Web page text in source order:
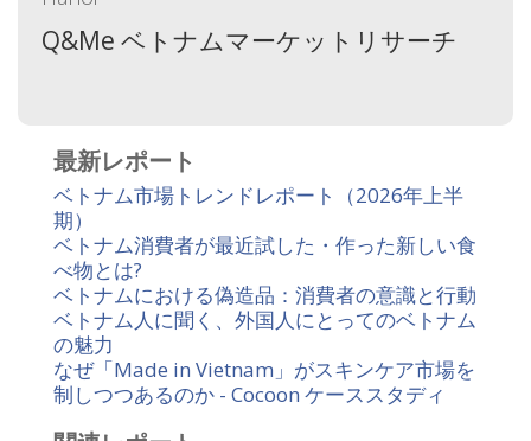
Q&Me ベトナムマーケットリサーチ
最新レポート
ベトナム市場トレンドレポート（2026年上半
期）
ベトナム消費者が最近試した・作った新しい食
べ物とは?
ベトナムにおける偽造品：消費者の意識と行動
ベトナム人に聞く、外国人にとってのベトナム
の魅力
なぜ「Made in Vietnam」がスキンケア市場を
制しつつあるのか - Cocoon ケーススタディ